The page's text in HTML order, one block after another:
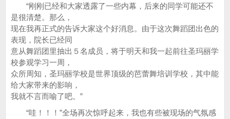
“刚刚已经和大家透露了一些内幕，后来的同学可能还不
是很清楚。那么，
现在我再正式的告诉大家这个好消息。由于这次舞蹈团出色的
表现，院长已经同
意从舞蹈团里抽出５名成员，将于明天和我一起前往圣玛丽学
校参观学习一周，
众所周知，圣玛丽学校是世界顶级的芭蕾舞培训学校，其中能
给大家带来的影响，
我就不言而喻了吧。”
“哇！！！”全场再次惊呼起来，我也有些被现场的气氛感